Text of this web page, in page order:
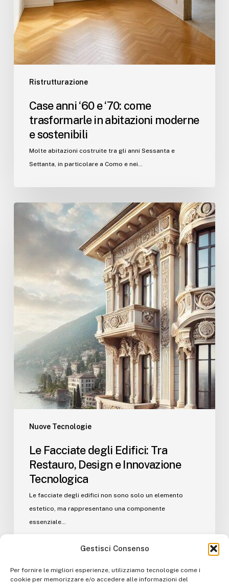
Gestisci Consenso
Per fornire le migliori esperienze, utilizziamo tecnologie come i
cookie per memorizzare e/o accedere alle informazioni del
Ristrutturazione
sostenibili
Case anni ‘60 e ‘70: come
trasformarle in abitazioni moderne
e sostenibili
Molte abitazioni costruite tra gli anni Sessanta e
Settanta, in particolare a Como e nei…
Nuove Tecnologie
Facciate
Restauro,
Design
Innovazione
Tecnologica
Le Facciate degli Edifici: Tra
Restauro, Design e Innovazione
Tecnologica
Le facciate degli edifici non sono solo un elemento
estetico, ma rappresentano una componente
essenziale…